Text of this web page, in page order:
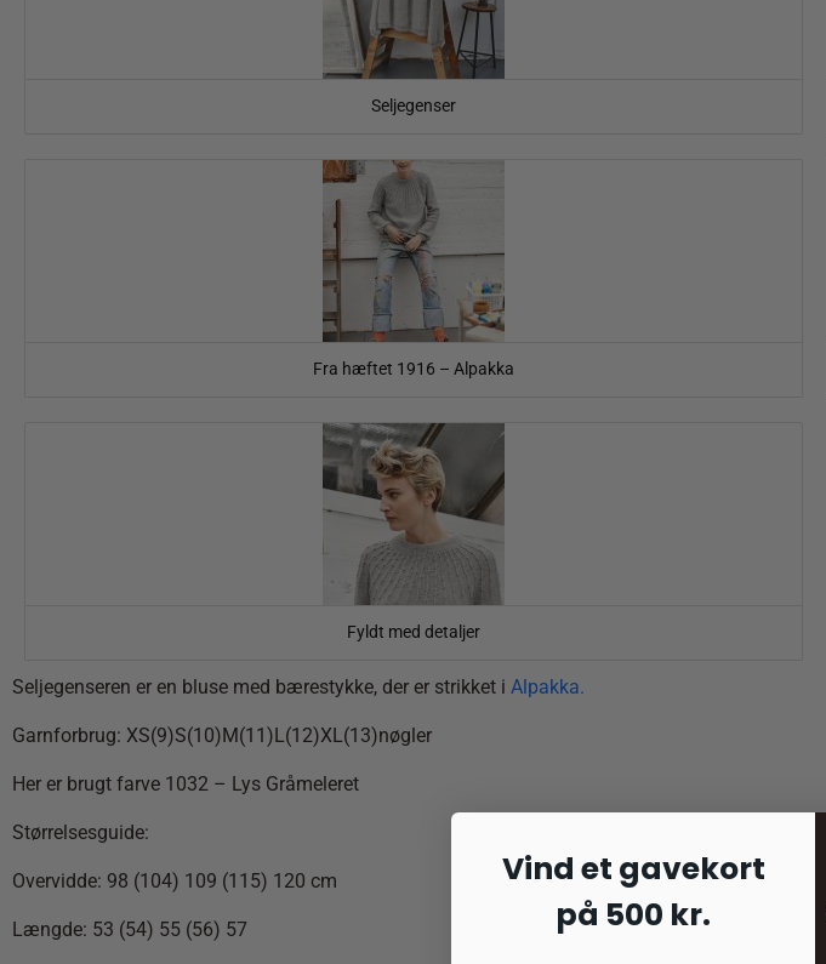
Seljegenser
Fra hæftet 1916 – Alpakka
Fyldt med detaljer
Seljegenseren er en bluse med bærestykke, der er strikket i Alpakka.
Garnforbrug: XS(9)S(10)M(11)L(12)XL(13)nøgler
Her er brugt farve 1032 – Lys Gråmeleret
Størrelsesguide:
Overvidde: 98 (104) 109 (115) 120 cm
Længde: 53 (54) 55 (56) 57
Vind et gavekort
på 500 kr.